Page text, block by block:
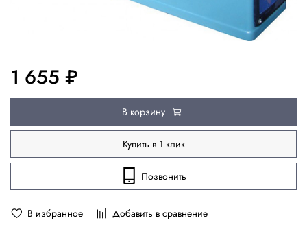
В избранное Добавить в сравнение
1 655 ₽
В корзину
Купить в 1 клик
Позвонить